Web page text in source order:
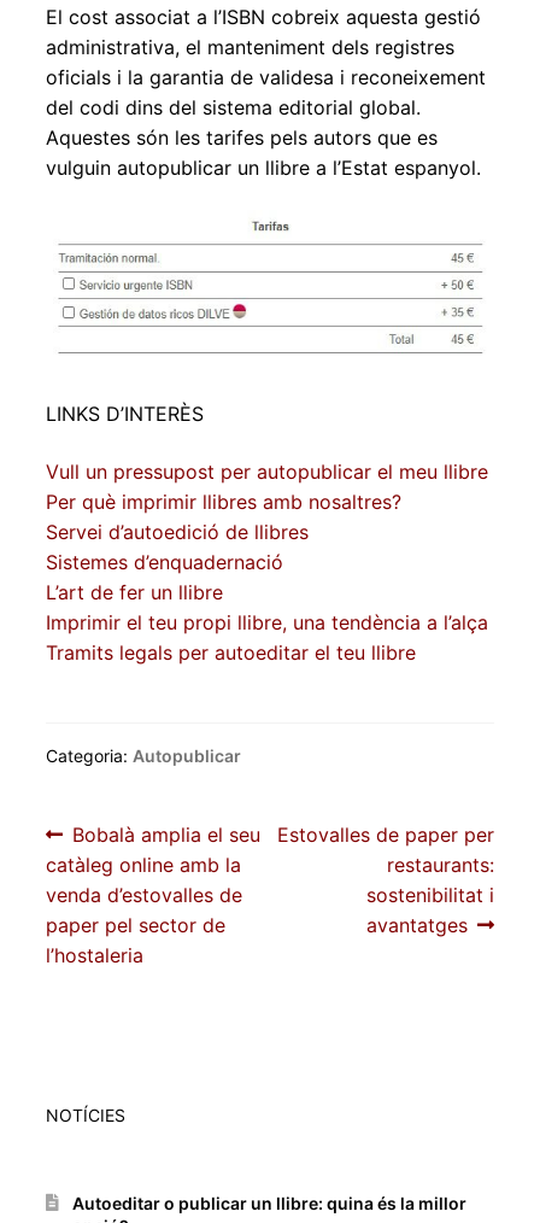
El cost associat a l’ISBN cobreix aquesta gestió
administrativa, el manteniment dels registres
oficials i la garantia de validesa i reconeixement
del codi dins del sistema editorial global.
Aquestes són les tarifes pels autors que es
vulguin autopublicar un llibre a l’Estat espanyol.
LINKS D’INTERÈS
Vull un pressupost per autopublicar el meu llibre
Per què imprimir llibres amb nosaltres?
Servei d’autoedició de llibres
Sistemes d’enquadernació
L’art de fer un llibre
Imprimir el teu propi llibre, una tendència a l’alça
Tramits legals per autoeditar el teu llibre
Categoria: Autopublicar
Navegació
d'entrades
Entrada
anterior:
Bobalà amplia el seu
catàleg online amb la
venda d’estovalles de
paper pel sector de
l’hostaleria
Pròxima
Estovalles de paper per
restaurants:
sostenibilitat i
avantatges
NOTÍCIES
Autoeditar o publicar un llibre: quina és la millor